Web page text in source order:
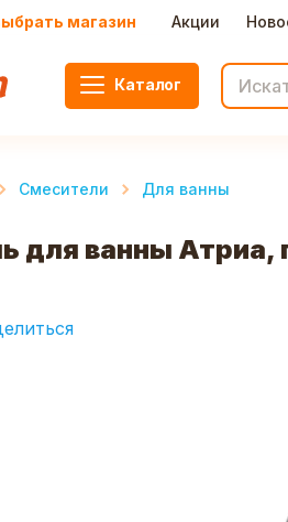
магазин Акции
Каталог
Смесители Для ванны
для ванны